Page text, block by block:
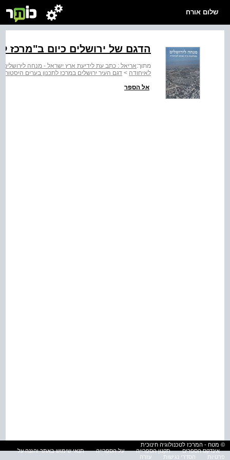
שלום אורח
הדגם של ירושלים כיום ב"מרכז
מתוך:אריאל : כתב עת לידיעת ארץ ישראל - מנחה
לאיחודה > דגם העיר ירושלים במרכז לתכנון בערים
אל הספר
© מטח - המרכז לטכנולוגיה חינוכית
אינדקס הספרים
תקנון הספרייה על הספרייה
תנאי שימוש באתר והגנה על
פרטיות
הסדרי נגישות עזרה